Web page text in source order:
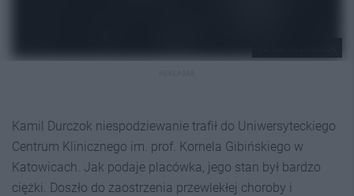
Kamil Durczok niespodziewanie trafił do Uniwersyteckiego
Centrum Klinicznego im. prof. Kornela Gibińskiego w
Katowicach. Jak podaje placówka, jego stan był bardzo
ciężki. Doszło do zaostrzenia przewlekłej choroby i